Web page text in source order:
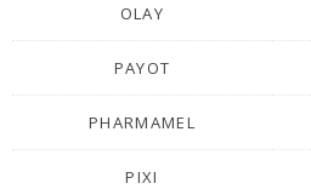
OLAY
PAYOT
PHARMAMEL
PIXI